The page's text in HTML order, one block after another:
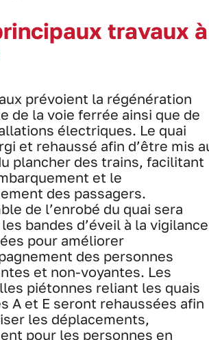
travaux à
prévoient la régénération
de la voie ferrée ainsi que de
électriques. Le quai
et rehaussé afin d’être mis
plancher des trains, facilitant
et le
des passagers.
de l’enrobé du quai sera
bandes d’éveil à la vigilance
pour améliorer
des personnes
et non-voyantes. Les
piétonnes reliant les quais
A et E seront rehaussées afin
les déplacements,
pour les personnes en